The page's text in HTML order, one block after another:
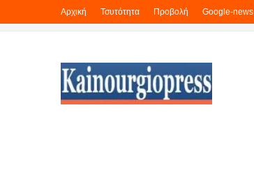
Αρχική Τσυτότητα Προβολή Google-news